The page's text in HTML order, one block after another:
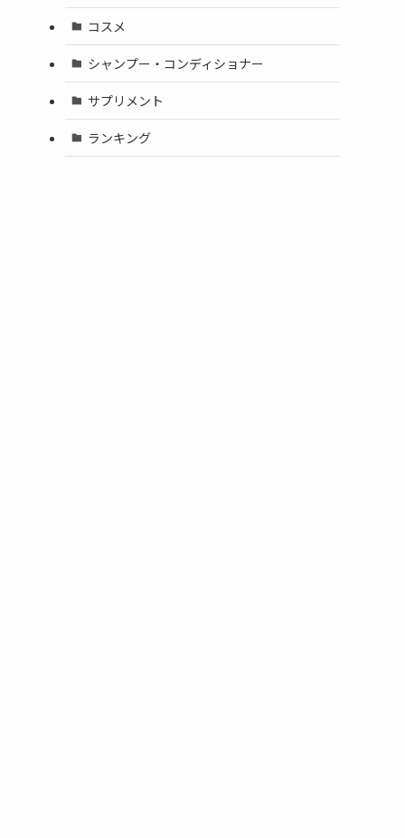
コスメ
シャンプー・コンディショナー
サプリメント
ランキング